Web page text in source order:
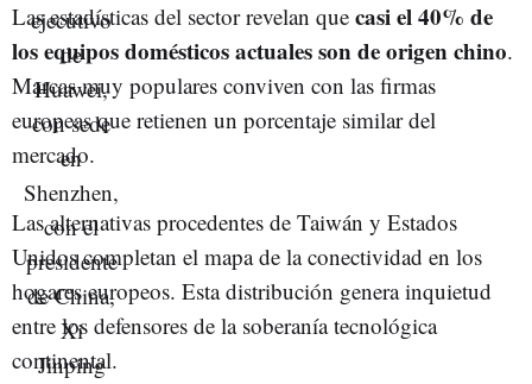
Las estadísticas del sector revelan que casi el 40% de
los equipos domésticos actuales son de origen chino.
Marcas muy populares conviven con las firmas
europeas que retienen un porcentaje similar del
mercado.
Las alternativas procedentes de Taiwán y Estados
Unidos completan el mapa de la conectividad en los
hogares europeos. Esta distribución genera inquietud
entre los defensores de la soberanía tecnológica
continental.